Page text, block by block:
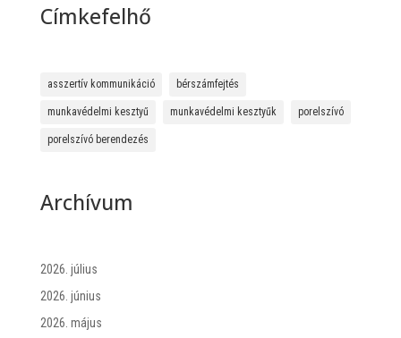
Címkefelhő
asszertív kommunikáció bérszámfejtés
munkavédelmi kesztyű munkavédelmi kesztyűk porelszívó
porelszívó berendezés
Archívum
2026. július
2026. június
2026. május